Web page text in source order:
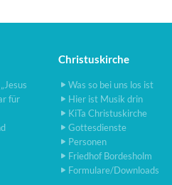
für
Christuskirche
Was so bei uns los ist
Hier ist Musik drin
KiTa Christuskirche
Gottesdienste
Personen
Friedhof Bordesholm
Formulare/Downloads